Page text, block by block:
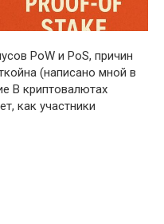
PoW и PoS, причин
(написано мной в
В криптовалютах
как участники